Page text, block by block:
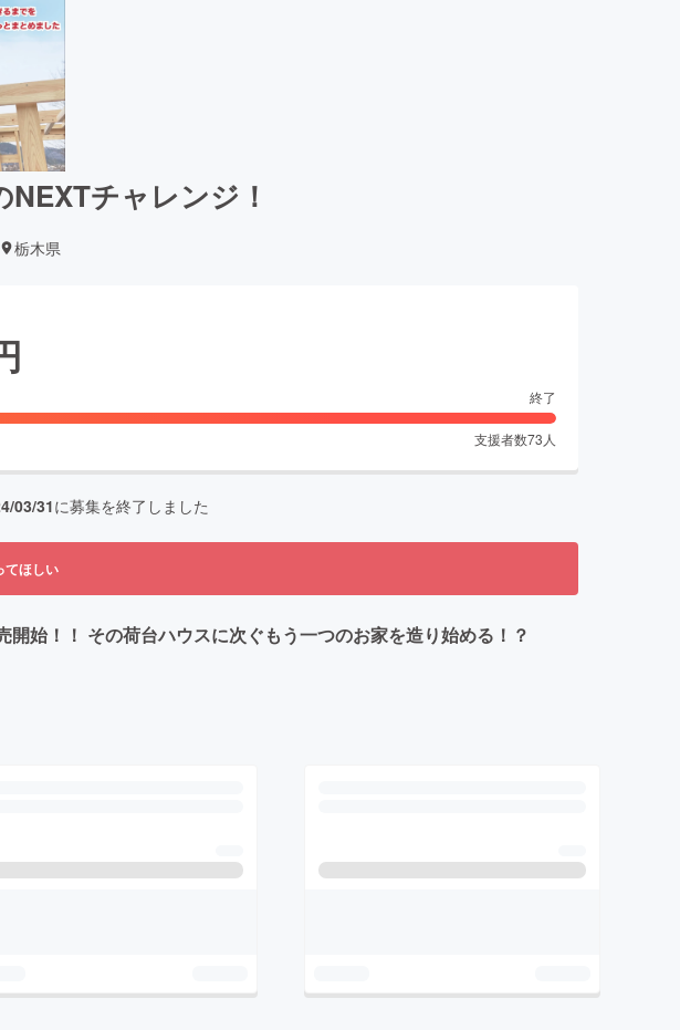
チャレンジ！
栃木県
終了
支援者数73 人
03/31に募集を終了しました
てほしい
始！！ その荷台ハウスに次ぐもう一つのお家を造り始める！？